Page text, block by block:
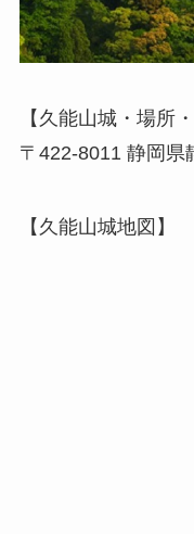
【久能山城・場所
〒422-8011 静岡県
【久能山城地図】